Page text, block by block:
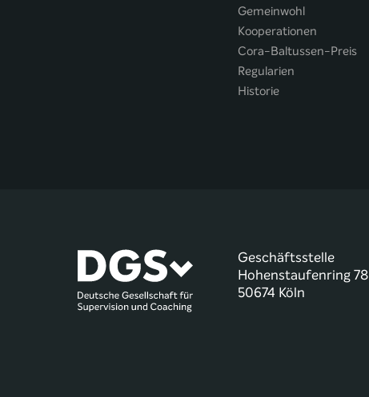
Gemeinwohl
Kooperationen
Cora-Baltussen-Preis
Regularien
Historie
Geschäftsstelle
Hohenstaufenring 78
50674 Köln